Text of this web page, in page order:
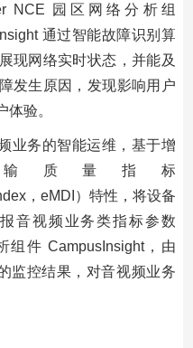
NCE 园区网络分析组
通过智能故障识别算
现网络实时状态，并能及
发生原因，发现影响用户
验。
业务的智能运维，基于增
质量指标
，eMDI）特性，将设备
音视频业务类指标参数
组件 CampusInsight，由
监控结果，对音视频业务